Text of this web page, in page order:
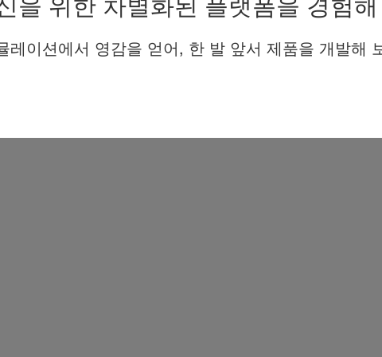
을 위한 차별화된 플랫폼을 경험
레이션에서 영감을 얻어, 한 발 앞서 제품을 개발해